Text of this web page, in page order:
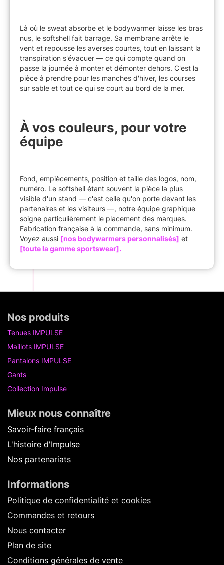
Là où le sweat absorbe et le bodywarmer laisse les bras
nus, le softshell fait barrage. Sa membrane arrête le
vent et repousse les averses courtes, tout en laissant la
transpiration s'évacuer — ce qui compte quand on
passe la journée à monter et démonter dehors. C'est la
pièce à prendre pour les manches d'hiver, les courses
sur sable et tout ce qui se court au bord de la mer.
À vos couleurs, pour votre
équipe
Fond, empiècements, position et taille des logos, nom,
numéro. Le softshell étant souvent la pièce la plus
visible d'un stand — c'est celle qu'on porte devant les
partenaires et les visiteurs —, notre équipe graphique
soigne particulièrement le placement des marques.
Fabrication française à la commande, sans minimum.
Voyez aussi [nos bodywarmers personnalisés] et
[toute la gamme sportswear].
Nos produits
Tenues IMPULSE
Maillots IMPULSE
Pantalons IMPULSE
Gants
Collection Impulse
Mieux nous connaître
Savoir-faire français
L'histoire d'Impulse
Nos partenariats
Informations
Politique de confidentialité et cookies
Commandes et retours
Nous contacter
Plan de site
Conditions générales de vente